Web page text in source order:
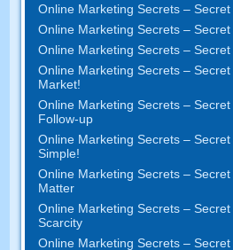
Online Marketing Secrets –Secret
Online Marketing Secrets –Secret
Online Marketing Secrets –Secret
Online Marketing Secrets –Secret
Market!
Online Marketing Secrets –Secret
Follow-up
Online Marketing Secrets –Secret
Simple!
Online Marketing Secrets –Secret
Matter
Online Marketing Secrets –Secret
Scarcity
Online Marketing Secrets –Secret